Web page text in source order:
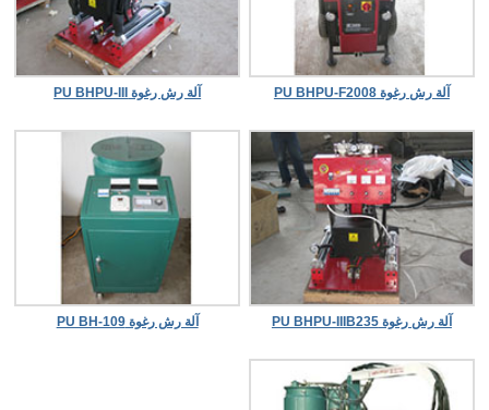
آلة رش رغوة PU BHPU-F2008 آلة رش رغوة PU BHPU-III
آلة رش رغوة PU BHPU-IIIB235 آلة رش رغوة PU BH-109